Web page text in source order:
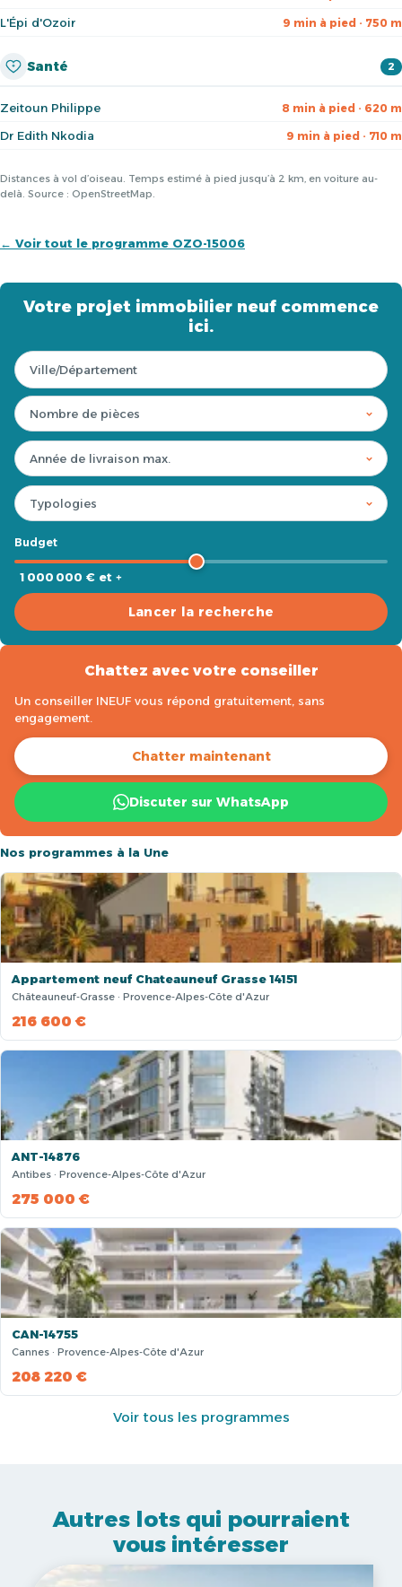
L'Épi d'Ozoir 9 min à pied · 750 m
Santé 2
Zeitoun Philippe 8 min à pied · 620 m
Dr Edith Nkodia 9 min à pied · 710 m
Distances à vol d’oiseau. Temps estimé à pied jusqu’à 2 km, en voiture au-
delà. Source : OpenStreetMap.
← Voir tout le programme OZO-15006
Votre projet immobilier neuf commence
ici.
Budget
1 000 000 € et +
Lancer la recherche
Chattez avec votre conseiller
Un conseiller INEUF vous répond gratuitement, sans
engagement.
Chatter maintenant
Discuter sur WhatsApp
Nos programmes à la Une
Appartement neuf Chateauneuf Grasse 14151
Châteauneuf-Grasse · Provence-Alpes-Côte d'Azur
216 600 €
ANT-14876
Antibes · Provence-Alpes-Côte d'Azur
275 000 €
CAN-14755
Cannes · Provence-Alpes-Côte d'Azur
208 220 €
Voir tous les programmes
Autres lots qui pourraient
vous intéresser